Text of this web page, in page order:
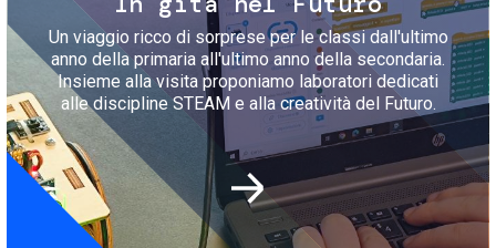
Un viaggio ricco di sorprese per le classi dall'ultimo
anno della primaria all'ultimo anno della secondaria.
Insieme alla visita proponiamo laboratori dedicati
alle discipline STEAM e alla creatività del Futuro.